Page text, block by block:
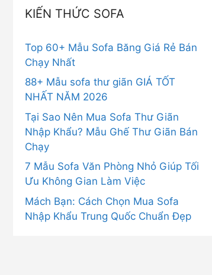
KIẾN THỨC SOFA
Top 60+ Mẫu Sofa Băng Giá Rẻ Bán
Chạy Nhất
88+ Mẫu sofa thư giãn GIÁ TỐT
NHẤT NĂM 2026
Tại Sao Nên Mua Sofa Thư Giãn
Nhập Khẩu? Mẫu Ghế Thư Giãn Bán
Chạy
7 Mẫu Sofa Văn Phòng Nhỏ Giúp Tối
Ưu Không Gian Làm Việc
Mách Bạn: Cách Chọn Mua Sofa
Nhập Khẩu Trung Quốc Chuẩn Đẹp